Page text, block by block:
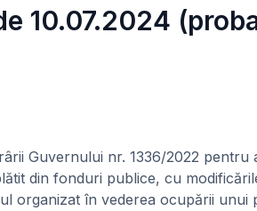
10.07.2024
Guvernului nr. 1336/2022
din fonduri publice, cu
organizat în vederea ocupării